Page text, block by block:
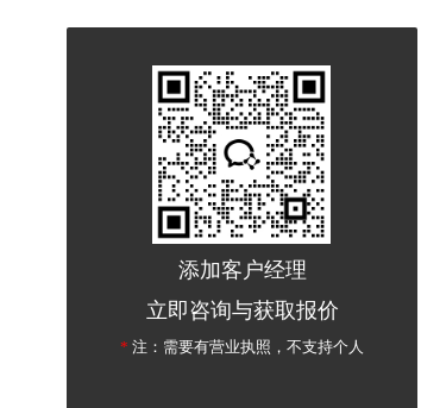
添加客户经理
立即咨询与获取报价
* 注：需要有营业执照，不支持个人